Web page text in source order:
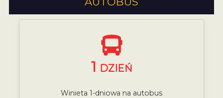
1 DZIEŃ
Winieta 1-dniowa na autobus